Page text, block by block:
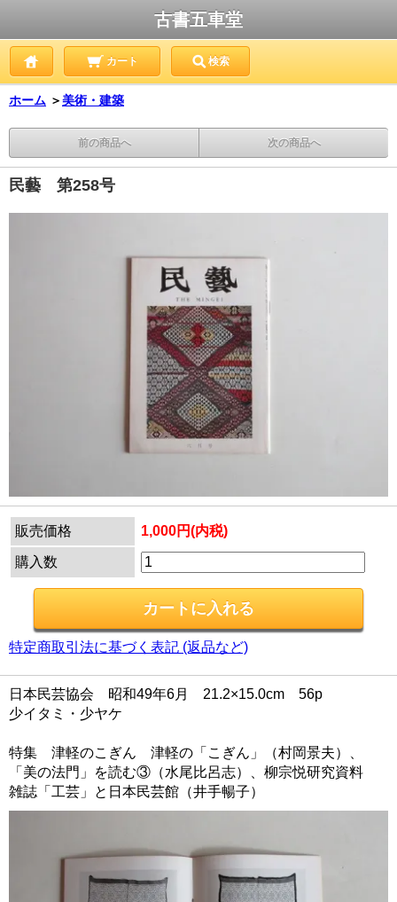
古書五車堂
カート 検索
ホーム ＞美術・建築
前の商品へ 次の商品へ
民藝 第258号
販売価格 1,000円(内税)
購入数
特定商取引法に基づく表記 (返品など)
日本民芸協会 昭和49年6月 21.2×15.0cm 56p
少イタミ・少ヤケ
特集 津軽のこぎん 津軽の「こぎん」（村岡景夫）、
「美の法門」を読む③（水尾比呂志）、柳宗悦研究資料
雑誌「工芸」と日本民芸館（井手暢子）